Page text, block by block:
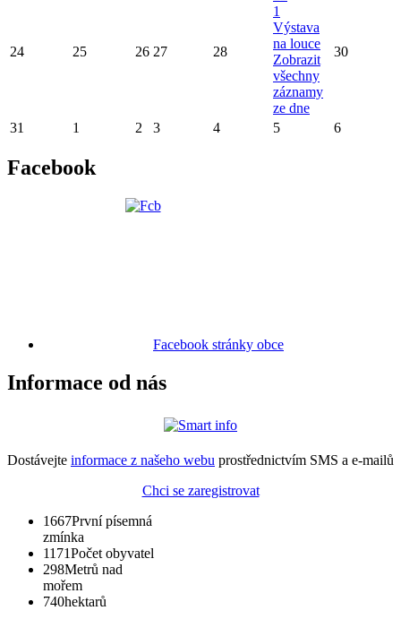
24 25 26 27 28
1
Výstava
na louce
Zobrazit
všechny
záznamy
ze dne
30
31 1 2 3 4 5 6
Facebook
Facebook stránky obce
Informace od nás
Dostávejte informace z našeho webu prostřednictvím SMS a e-mailů
Chci se zaregistrovat
1667První písemná
zmínka
1171Počet obyvatel
298Metrů nad
mořem
740hektarů